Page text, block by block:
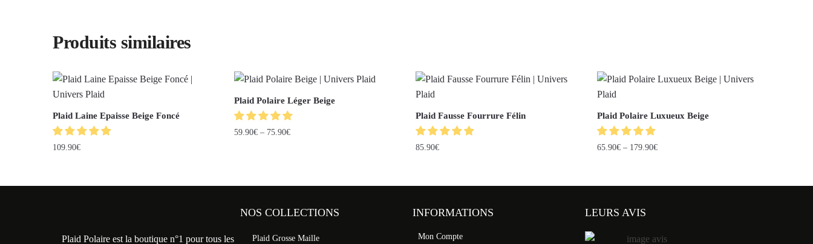
Produits similaires
Plaid Laine Epaisse Beige Foncé
109.90€
Plaid Polaire Léger Beige
59.90€ – 75.90€
Plaid Fausse Fourrure Félin
85.90€
Plaid Polaire Luxueux Beige
65.90€– 179.90€
Plaid Polaire est la boutique n°1 pour tous les
NOS COLLECTIONS
Plaid Grosse Maille
INFORMATIONS
Mon Compte
LEURS AVIS